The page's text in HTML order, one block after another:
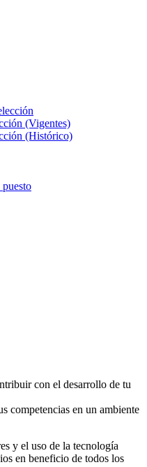
(Vigentes)
(Histórico)
con el desarrollo de tu
competencias en un ambiente
y el uso de la tecnología
en beneficio de todos los